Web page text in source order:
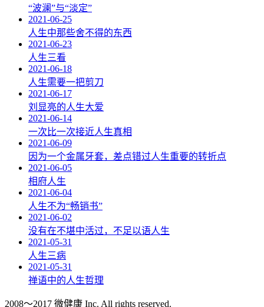
“波澜”与“淡定”
2021-06-25
人生中那些舍不得的东西
2021-06-23
人生三看
2021-06-18
人生需要一把剪刀
2021-06-17
刘显亮的人生大爱
2021-06-14
一次比一次接近人生真相
2021-06-09
因为一个金属牙套，差点错过人生重要的转折点
2021-06-05
相府人生
2021-06-04
人生不为“畅销书”
2021-06-02
没有在不堪中活过，不足以语人生
2021-05-31
人生三病
2021-05-31
禅语中的人生哲理
2008～2017 微健康 Inc. All rights reserved.